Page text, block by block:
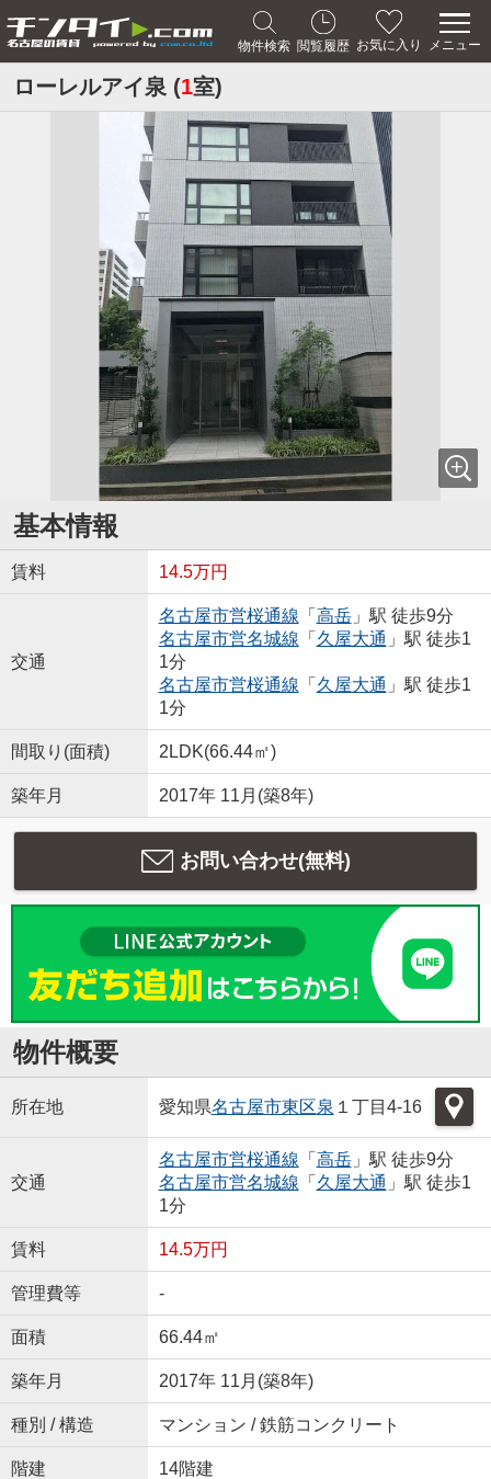
物件検索 閲覧履歴 お気に入り メニュー
ローレルアイ泉 (1室)
基本情報
賃料 14.5万円
交通
名古屋市営桜通線 「 高岳」駅 徒歩9分
名古屋市営名城線 「 久屋大通 」駅 徒歩1
1分
名古屋市営桜通線 「 久屋大通 」駅 徒歩1
1分
間取り(面積) 2LDK(66.44㎡)
築年月 2017年 11月(築8年)
お問い合わせ(無料)
物件概要
所在地 愛知県名古屋市東区泉 １丁目4-16
交通
名古屋市営桜通線 「 高岳」駅 徒歩9分
名古屋市営名城線 「 久屋大通 」駅 徒歩1
1分
賃料 14.5万円
管理費等 -
面積 66.44㎡
築年月 2017年 11月(築8年)
種別 / 構造 マンション / 鉄筋コンクリート
階建 14階建